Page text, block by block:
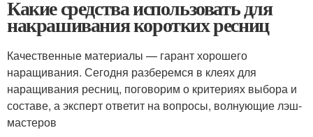
Какие средства использовать для
накрашивания коротких ресниц
Качественные материалы — гарант хорошего
наращивания. Сегодня разберемся в клеях для
наращивания ресниц, поговорим о критериях выбора и
составе, а эксперт ответит на вопросы, волнующие лэш-
мастеров